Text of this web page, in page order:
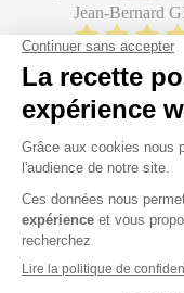
Jean-Bernard
Nous
soins apportés
JACQUOT, la
nous a aidé